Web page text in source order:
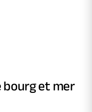
bourg et mer